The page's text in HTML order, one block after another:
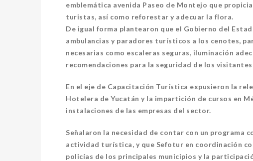
emblemática avenida Paseo de Montejo que
turistas, así como reforestar y adecuar la flora.
De igual forma plantearon que el Gobierno del
ambulancias y paradores turísticos a los cenotes,
necesarias como escaleras seguras, iluminación
recomendaciones para la seguridad de los
En el eje de Capacitación Turística expusieron la
Hotelera de Yucatán y la impartición de cursos en
instalaciones de las empresas del sector.
Señalaron la necesidad de contar con un programa
actividad turística, y que Sefotur en coordinación
policías de los principales municipios y la
RESUELVEN DOS CASOS DE
ENGAÑO TELEFÓNICO
ÁLVAREZ
PROMUEVE